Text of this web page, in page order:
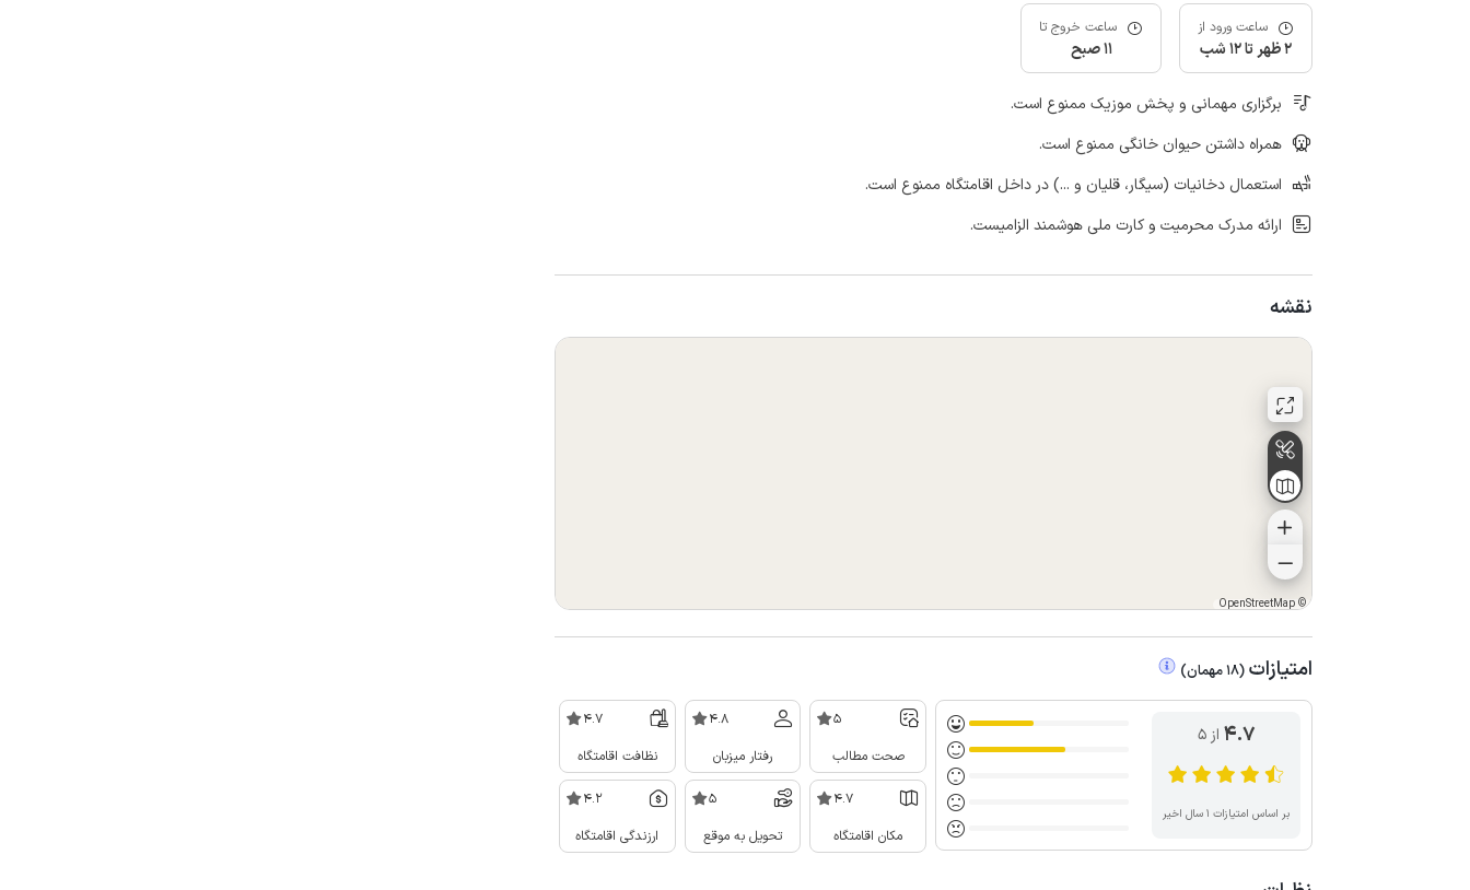
ساعت ورود از
2 ظهر تا 12 شب
ساعت خروج تا
11 صبح
برگزاری مهمانی و پخش موزیک ممنوع است.
همراه داشتن حیوان خانگی ممنوع است.
استعمال دخانیات (سیگار، قلیان و ...) در داخل اقامتگاه ممنوع است.
ارائه مدرک محرمیت و کارت ملی هوشمند الزامیست.
نقشه
©
OpenStreetMap
امتیازات (
18 مهمان)
4.7 از ۵
بر اساس امتیازات ۱ سال اخیر
5
صحت مطالب
4.8
رفتار میزبان
4.7
نظافت اقامتگاه
4.7
مکان اقامتگاه
5
تحویل به موقع
4.2
ارزندگی اقامتگاه